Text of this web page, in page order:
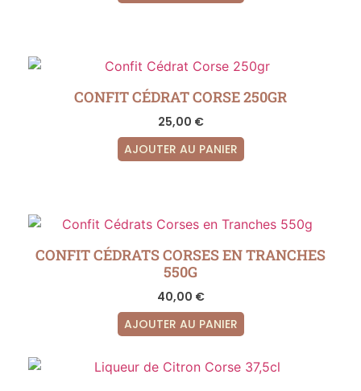
CONFIT CÉDRAT CORSE 250GR
25,00 €
AJOUTER AU PANIER
CONFIT CÉDRATS CORSES EN TRANCHES
550G
40,00 €
AJOUTER AU PANIER